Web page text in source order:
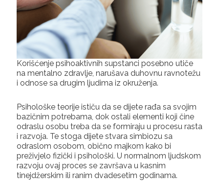
Korišćenje psihoaktivnih supstanci posebno utiče
na mentalno zdravlje, narušava duhovnu ravnotežu
i odnose sa drugim ljudima iz okruženja.
Psihološke teorije ističu da se dijete rađa sa svojim
bazičnim potrebama, dok ostali elementi koji čine
odraslu osobu treba da se formiraju u procesu rasta
i razvoja. Te stoga dijete stvara simbiozu sa
odraslom osobom, obično majkom kako bi
preživjelo fizički i psihološki. U normalnom ljudskom
razvoju ovaj proces se završava u kasnim
tinejdžerskim ili ranim dvadesetim godinama.